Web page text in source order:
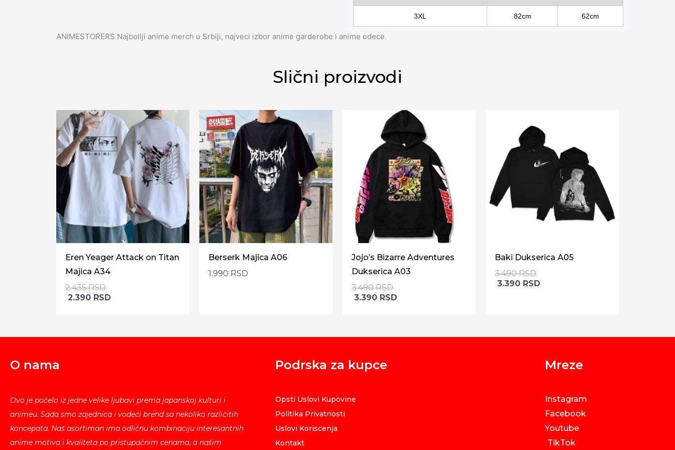
3XL 82cm 62cm
ANIMESTORERS Najbollji anime merch u Srbiji, najveci izbor anime garderobe i anime odece.
Slični proizvodi
Eren Yeager Attack on Titan
Majica A34
2.435RSD
2.390 RSD
Berserk Majica A06
1.990 RSD
Jojo’s Bizarre Adventures
Dukserica A03
3.490RSD
3.390 RSD
Baki Dukserica A05
3.490RSD
3.390 RSD
O nama
Ovo je počelo iz jedne velike ljubavi prema japanskoj kulturi i
animeu. Sada smo zajednica i vodeći brend sa nekoliko različitih
koncepata. Naš asortiman ima odličnu kombinaciju interesantnih
anime motiva i kvaliteta po pristupačnim cenama, a našim
Podrska za kupce
Opsti Uslovi Kupovine
Politika Privatnosti
Uslovi Koriscenja
Kontakt
Mreze
Instagram
Facebook
Youtube
TikTok